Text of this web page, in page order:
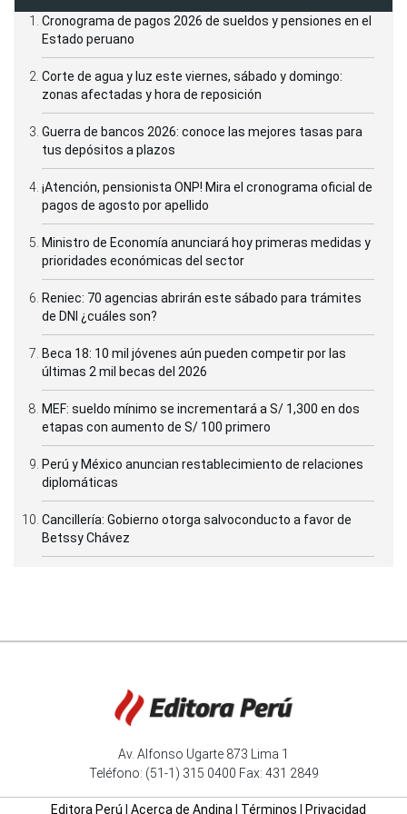
Cronograma de pagos 2026 de sueldos y pensiones en el
Estado peruano
Corte de agua y luz este viernes, sábado y domingo:
zonas afectadas y hora de reposición
Guerra de bancos 2026: conoce las mejores tasas para
tus depósitos a plazos
¡Atención, pensionista ONP! Mira el cronograma oficial de
pagos de agosto por apellido
Ministro de Economía anunciará hoy primeras medidas y
prioridades económicas del sector
Reniec: 70 agencias abrirán este sábado para trámites
de DNI ¿cuáles son?
Beca 18: 10 mil jóvenes aún pueden competir por las
últimas 2 mil becas del 2026
MEF: sueldo mínimo se incrementará a S/ 1,300 en dos
etapas con aumento de S/ 100 primero
Perú y México anuncian restablecimiento de relaciones
diplomáticas
Cancillería: Gobierno otorga salvoconducto a favor de
Betssy Chávez
Av. Alfonso Ugarte 873 Lima 1
Teléfono: (51-1) 315 0400 Fax: 431 2849
Editora Perú Acerca de Andina| Términos Privacidad